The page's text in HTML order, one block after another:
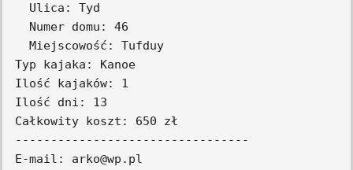
  Ulica: Tyd
  Numer domu: 46
  Miejscowość: Tufduy
Typ kajaka: Kanoe
Ilość kajaków: 1
Ilość dni: 13
Całkowity koszt: 650 zł
---------------------------------
E-mail: arko@wp.pl